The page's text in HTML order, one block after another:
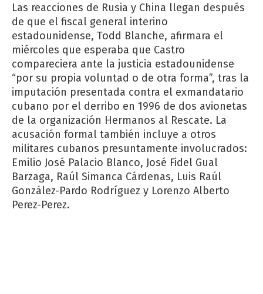
Las reacciones de Rusia y China llegan después
de que el fiscal general interino
estadounidense, Todd Blanche, afirmara el
miércoles que esperaba que Castro
compareciera ante la justicia estadounidense
“por su propia voluntad o de otra forma”, tras la
imputación presentada contra el exmandatario
cubano por el derribo en 1996 de dos avionetas
de la organización Hermanos al Rescate. La
acusación formal también incluye a otros
militares cubanos presuntamente involucrados:
Emilio José Palacio Blanco, José Fidel Gual
Barzaga, Raúl Simanca Cárdenas, Luis Raúl
González-Pardo Rodríguez y Lorenzo Alberto
Perez-Perez.